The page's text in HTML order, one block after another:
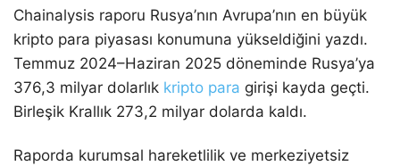
Chainalysis raporu Rusya’nın Avrupa’nın en büyük
kripto para piyasası konumuna yükseldiğini yazdı.
Temmuz 2024–Haziran 2025 döneminde Rusya’ya
376,3 milyar dolarlık kripto para girişi kayda geçti.
Birleşik Krallık 273,2 milyar dolarda kaldı.
Raporda kurumsal hareketlilik ve merkeziyetsiz